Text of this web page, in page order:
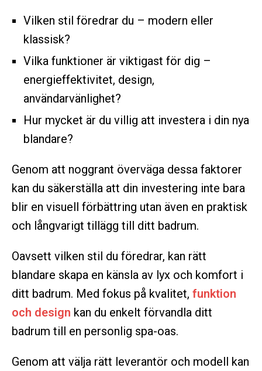
Vilken stil föredrar du – modern eller
klassisk?
Vilka funktioner är viktigast för dig –
energieffektivitet, design,
användarvänlighet?
Hur mycket är du villig att investera i din nya
blandare?
Genom att noggrant överväga dessa faktorer
kan du säkerställa att din investering inte bara
blir en visuell förbättring utan även en praktisk
och långvarigt tillägg till ditt badrum.
Oavsett vilken stil du föredrar, kan rätt
blandare skapa en känsla av lyx och komfort i
ditt badrum. Med fokus på kvalitet, funktion
och design kan du enkelt förvandla ditt
badrum till en personlig spa-oas.
Genom att välja rätt leverantör och modell kan